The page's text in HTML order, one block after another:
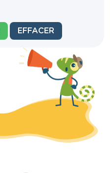
EFFACER